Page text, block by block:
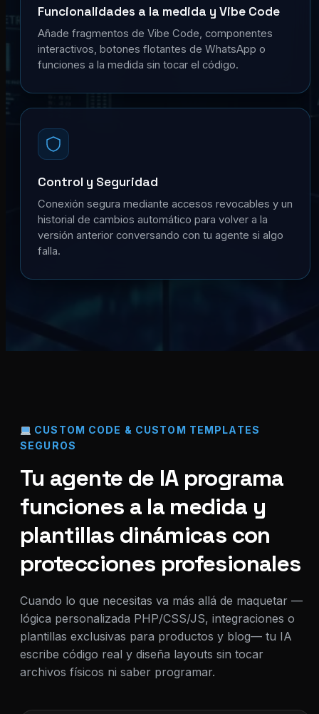
Funcionalidades a la medida y Vibe Code
Añade fragmentos de Vibe Code, componentes
interactivos, botones flotantes de WhatsApp o
funciones a la medida sin tocar el código.
Control y Seguridad
Conexión segura mediante accesos revocables y un
historial de cambios automático para volver a la
versión anterior conversando con tu agente si algo
falla.
CUSTOM CODE & CUSTOM TEMPLATES
SEGUROS
Tu agente de IA programa
funciones a la medida y
plantillas dinámicas con
protecciones profesionales
Cuando lo que necesitas va más allá de maquetar —
lógica personalizada PHP/CSS/JS, integraciones o
plantillas exclusivas para productos y blog— tu IA
escribe código real y diseña layouts sin tocar
archivos físicos ni saber programar.